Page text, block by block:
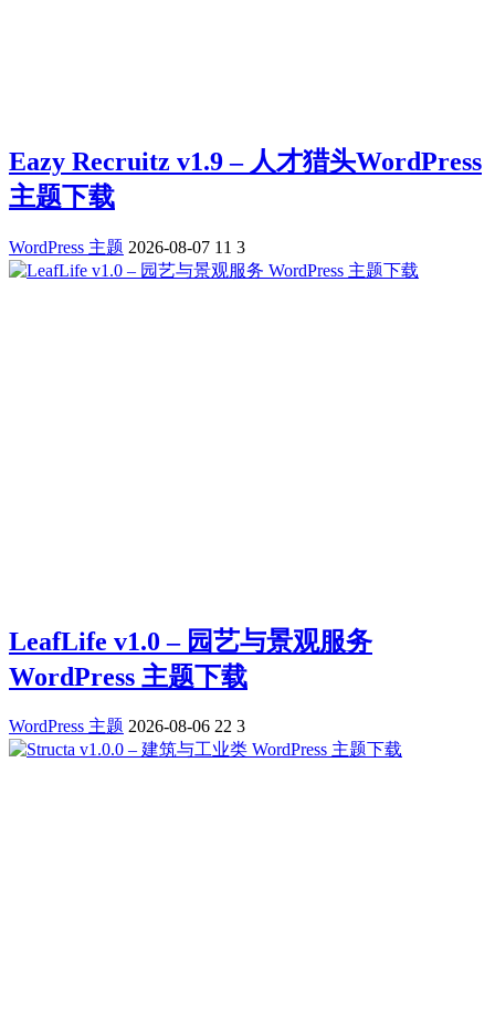
Eazy Recruitz v1.9 – 人才猎头WordPress
主题下载
WordPress 主题 2026-08-07 11 3
LeafLife v1.0 – 园艺与景观服务
WordPress 主题下载
WordPress 主题 2026-08-06 22 3